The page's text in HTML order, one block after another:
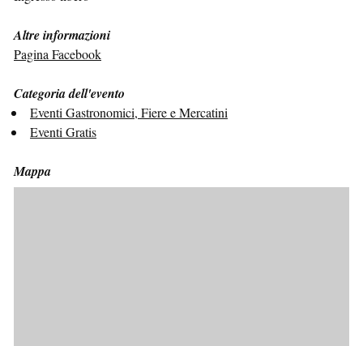
Altre informazioni
Pagina Facebook
Categoria dell'evento
Eventi Gastronomici, Fiere e Mercatini
Eventi Gratis
Mappa